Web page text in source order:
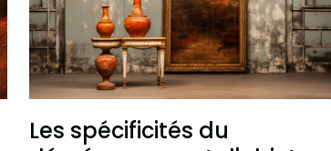
Les spécificités du